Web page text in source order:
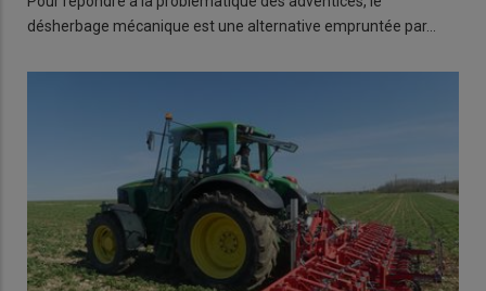
désherbage mécanique est une alternative empruntée par…